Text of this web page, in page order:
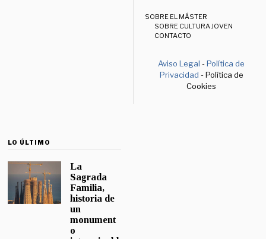
SOBRE EL MÁSTER
SOBRE CULTURA JOVEN
CONTACTO
Aviso Legal -Política de
Privacidad - Política de
Cookies
LO ÚLTIMO
La
Sagrada
Familia,
historia de
un
monument
o